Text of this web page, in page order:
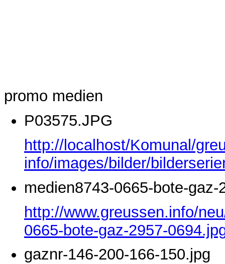
promo medien
P03575.JPG
http://localhost/Komunal/
info/images/bilder/
medien8743-0665-bote-gaz-
http://www.greussen.info/
0665-bote-gaz-2957-
gaznr-146-200-166-150.jpg